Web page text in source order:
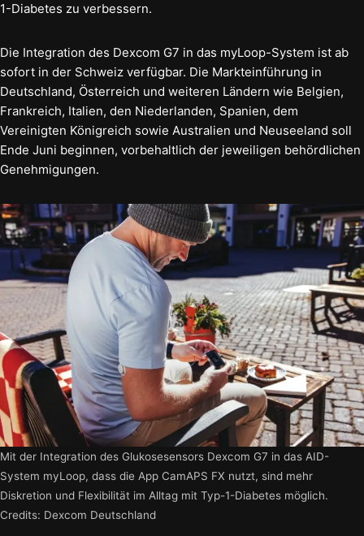
1-Diabetes zu verbessern.
Die Integration des Dexcom G7 in das myLoop-System ist ab
sofort in der Schweiz verfügbar. Die Markteinführung in
Deutschland, Österreich und weiteren Ländern wie Belgien,
Frankreich, Italien, den Niederlanden, Spanien, dem
Vereinigten Königreich sowie Australien und Neuseeland soll
Ende Juni beginnen, vorbehaltlich der jeweiligen behördlichen
Genehmigungen.
Mit der Integration des Glukosesensors Dexcom G7 in das AID-
System myLoop, dass die App CamAPS FX nutzt, sind mehr
Diskretion und Flexibilität im Alltag mit Typ-1-Diabetes möglich.
Credits: Dexcom Deutschland